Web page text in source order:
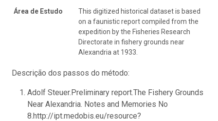
Área de Estudo
This digitized historical dataset is based
on a faunistic report compiled from the
expedition by the Fisheries Research
Directorate in fishery grounds near
Alexandria at 1933.
Descrição dos passos do método:
Adolf Steuer.Preliminary report.The Fishery Grounds
Near Alexandria. Notes and Memories No
8.http://ipt.medobis.eu/resource?